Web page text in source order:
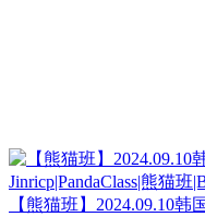
【熊猫班】2024.09.10韩